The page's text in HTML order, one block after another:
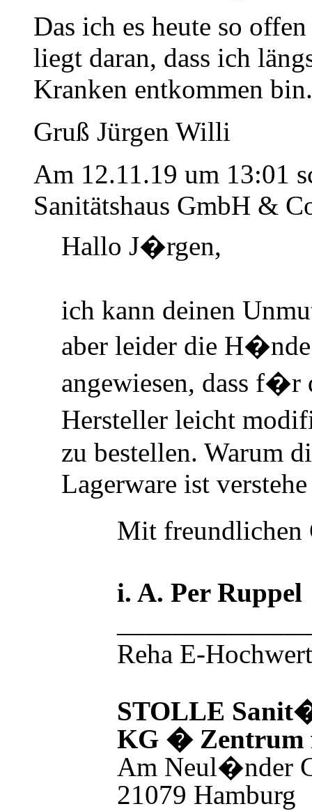
Das ich es heute so
liegt daran, dass ich
Kranken entkommen bin.
Gruß Jürgen Willi
Am 12.11.19 um 13:01
Sanitätshaus GmbH &
Hallo J�rgen,
ich kann deinen
aber leider die H�
angewiesen, dass f�r
Hersteller leicht
zu bestellen. Warum
Lagerware ist
Mit freundlichen
i. A. Per Ruppel
Reha E-
STOLLE Sanit
KG �Zentrum
Am Neul�nder
21079 Hamburg